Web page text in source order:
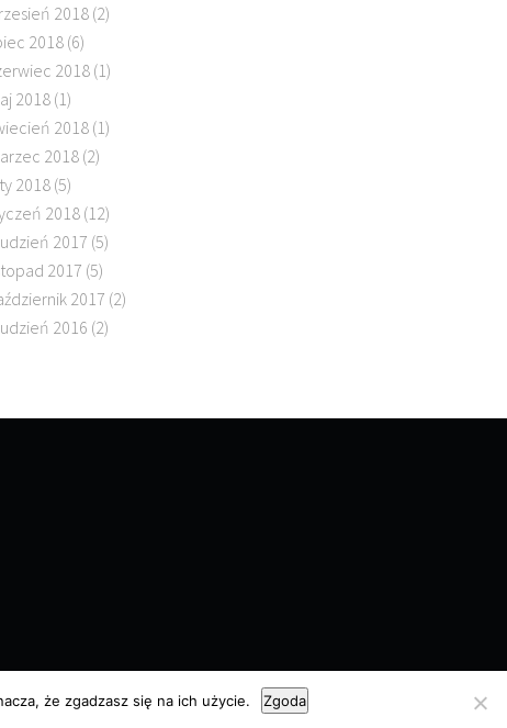
2018(2)
2018 (6)
2018 (1)
2018 (1)
2018(1)
2018 (2)
2018(5)
2018(12)
2017 (5)
2017 (5)
2017 (2)
2016 (2)
że zgadzasz się na ich użycie. Zgoda